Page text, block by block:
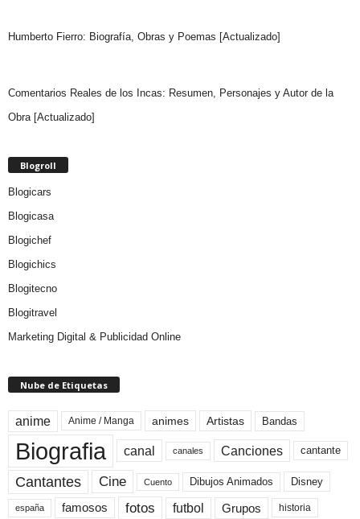
Humberto Fierro: Biografía, Obras y Poemas [Actualizado]
Comentarios Reales de los Incas: Resumen, Personajes y Autor de la
Obra [Actualizado]
Blogroll
Blogicars
Blogicasa
Blogichef
Blogichics
Blogitecno
Blogitravel
Marketing Digital & Publicidad Online
Nube de Etiquetas
anime Anime / Manga animes Artistas Bandas
Biografia canal canales Canciones cantante
Cantantes Cine Cuento Dibujos Animados Disney
españa famosos fotos futbol Grupos historia